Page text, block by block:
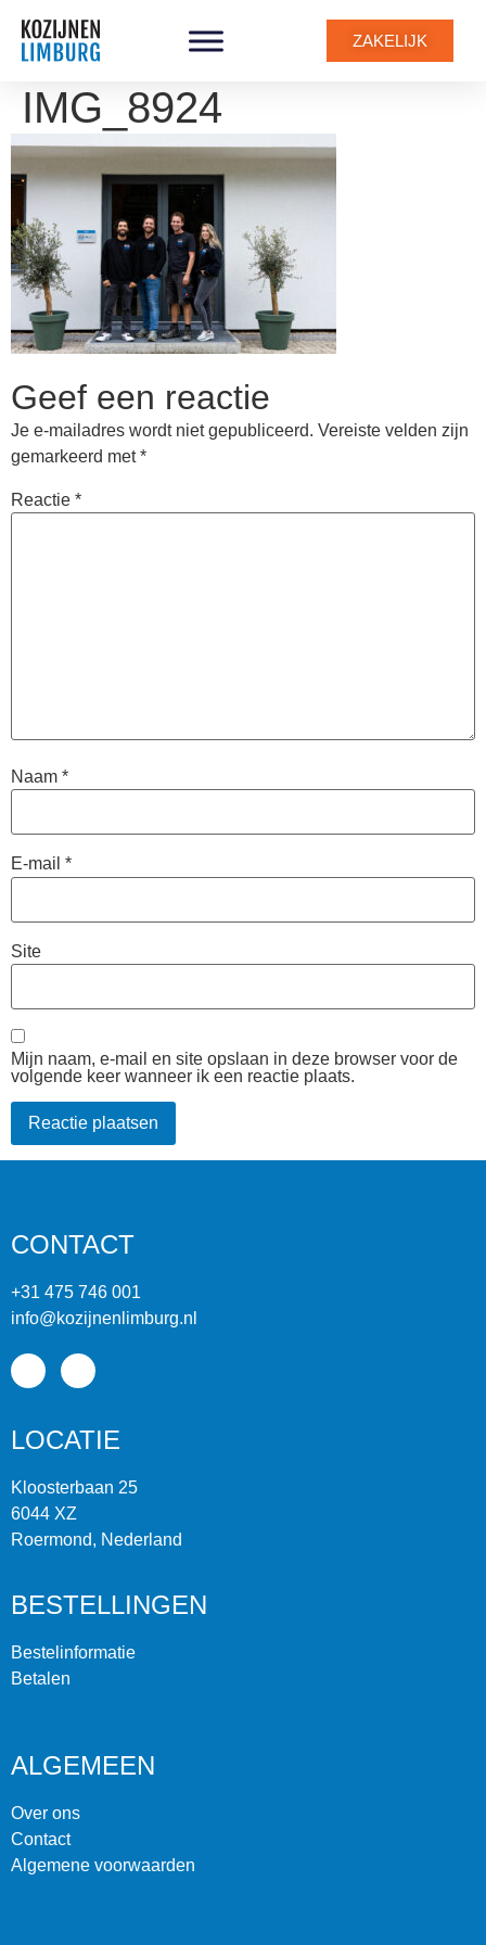
ZAKELIJK
IMG_8924
Geef een reactie
Je e-mailadres wordt niet gepubliceerd. Vereiste velden zijn
gemarkeerd met*
Reactie *
Naam *
E-mail *
Site
Mijn naam, e-mail en site opslaan in deze browser voor de
volgende keer wanneer ik een reactie plaats.
CONTACT
+31 475 746 001
info@kozijnenlimburg.nl
LOCATIE
Kloosterbaan 25
6044 XZ
Roermond, Nederland
BESTELLINGEN
Bestelinformatie
Betalen
ALGEMEEN
Over ons
Contact
Algemene voorwaarden